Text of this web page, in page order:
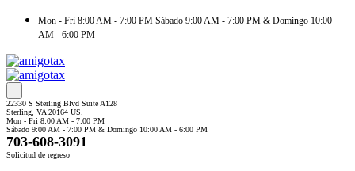
Mon - Fri 8:00 AM - 7:00 PM Sábado 9:00 AM - 7:00 PM & Domingo 10:00
AM - 6:00 PM
22330 S Sterling Blvd Suite A128
Sterling, VA 20164 US.
Mon - Fri 8:00 AM - 7:00 PM
Sábado 9:00 AM - 7:00 PM & Domingo 10:00 AM - 6:00 PM
703-608-3091
Solicitud de regreso